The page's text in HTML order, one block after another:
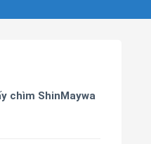
chìm ShinMaywa